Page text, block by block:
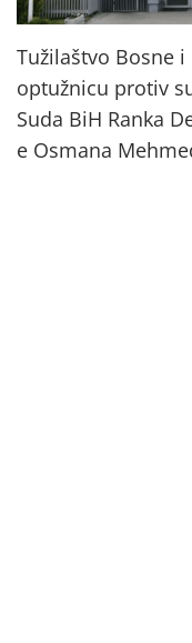
Tužilaštvo Bosne
optužnicu protiv
Suda BiH Ranka
e Osmana